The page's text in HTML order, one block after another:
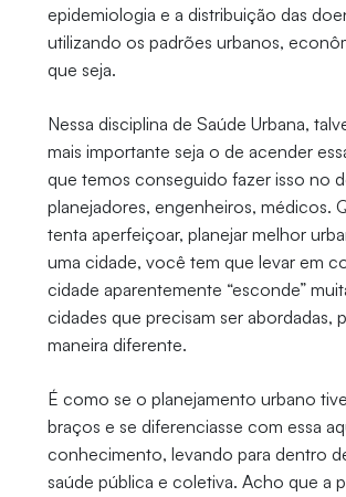
epidemiologia e a distribuição das
utilizando os padrões urbanos,
que seja.
Nessa disciplina de Saúde Urbana,
mais importante seja o de acender
que temos conseguido fazer isso no
planejadores, engenheiros, médicos.
tenta aperfeiçoar, planejar melhor
uma cidade, você tem que levar em
cidade aparentemente “esconde”
cidades que precisam ser abordadas,
maneira diferente.
É como se o planejamento urbano
braços e se diferenciasse com essa
conhecimento, levando para dentro
saúde pública e coletiva. Acho que a